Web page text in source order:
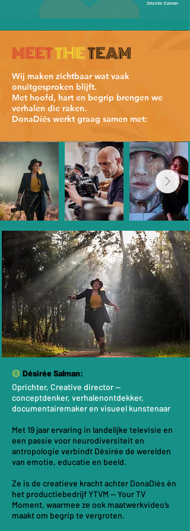
Désirée Salman
MEETTHETEAM
​Wij maken zichtbaar wat vaak
onuitgesproken blijft.
Met hoofd, hart en begrip brengen we
verhalen die raken.​​​​
DonaDíés werkt graag samen met:
🟡 Désirée Salman:
Oprichter, Creative director —
conceptdenker, verhalenontdekker,
documentairemaker en visueel kunstenaar
Met 19 jaar ervaring in landelijke televisie en
een passie voor neurodiversiteit en
antropologie verbindt Désirée de werelden
van emotie, educatie en beeld.
Ze is de creatieve kracht achter DonaDíés én
het productiebedrijf YTVM — Your TV
Moment, waarmee ze ook maatwerkvideo’s
maakt om begrip te vergroten.